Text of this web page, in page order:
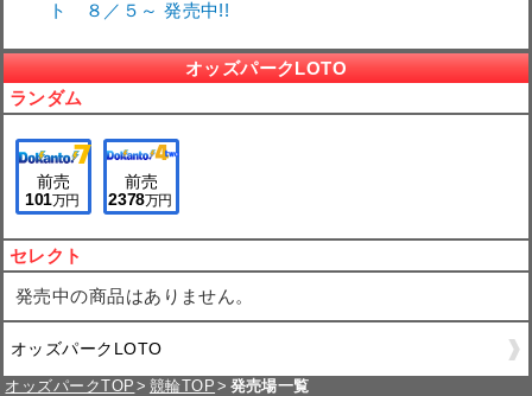
ト ８／５～ 発売中!!
オッズパークLOTO
ランダム
前売
101万円
前売
2378万円
セレクト
発売中の商品はありません。
オッズパークLOTO
オッズパークTOP 競輪TOP 発売場一覧